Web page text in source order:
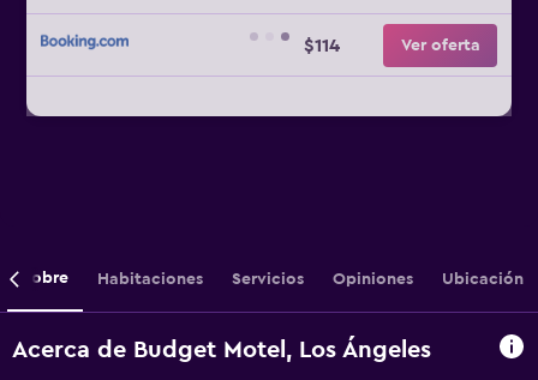
$114 Ver oferta
Sobre Habitaciones Servicios Opiniones Ubicación
Acerca de Budget Motel, Los Ángeles